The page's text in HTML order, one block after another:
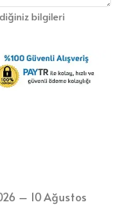
bilgileri
– 10 Ağustos